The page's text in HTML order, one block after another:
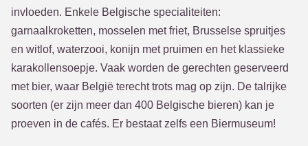
invloeden. Enkele Belgische specialiteiten:
garnaalkroketten, mosselen met friet, Brusselse spruitjes
en witlof, waterzooi, konijn met pruimen en het klassieke
karakollensoepje. Vaak worden de gerechten geserveerd
met bier, waar België terecht trots mag op zijn. De talrijke
soorten (er zijn meer dan 400 Belgische bieren) kan je
proeven in de cafés. Er bestaat zelfs een Biermuseum!